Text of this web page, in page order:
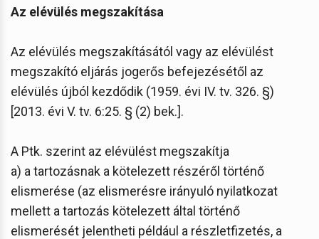
Az elévülés megszakítása
Az elévülés megszakításától vagy az elévülést
megszakító eljárás jogerős befejezésétől az
elévülés újból kezdődik (1959. évi IV. tv. 326. §)
[2013. évi V. tv. 6:25. § (2) bek.].
A Ptk. szerint az elévülést megszakítja
a) a tartozásnak a kötelezett részéről történő
elismerése (az elismerésre irányuló nyilatkozat
mellett a tartozás kötelezett által történő
elismerését jelentheti például a részletfizetés, a